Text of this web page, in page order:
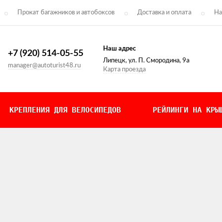
Прокат багажников и автобоксов Доставка и оплата
+7 (920) 514-05-55
manager@autoturist48.ru
Наш адрес
Липецк, ул. П. Смородина, 9а
Карта проезда
КРЕПЛЕНИЯ ДЛЯ ВЕЛОСИПЕДОВ РЕЙЛИНГИ НА